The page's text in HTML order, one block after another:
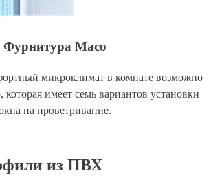
Фурнитура Maco
микроклимат в комнате возможно
имеет семь вариантов установки
на проветривание.
из ПВХ